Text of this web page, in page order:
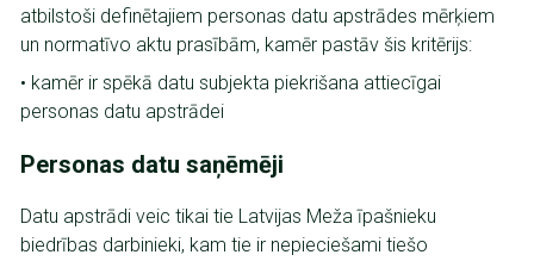
atbilstoši definētajiem personas datu apstrādes mērķiem
un normatīvo aktu prasībām, kamēr pastāv šis kritērijs:
• kamēr ir spēkā datu subjekta piekrišana attiecīgai
personas datu apstrādei
Personas datu saņēmēji
Datu apstrādi veic tikai tie Latvijas Meža īpašnieku
biedrības darbinieki, kam tie ir nepieciešami tiešo